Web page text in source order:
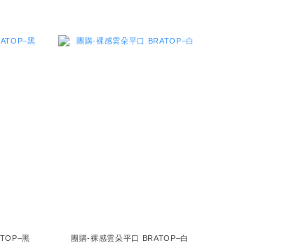
黑 團購-裸感雲朵平口 BRATOP–白